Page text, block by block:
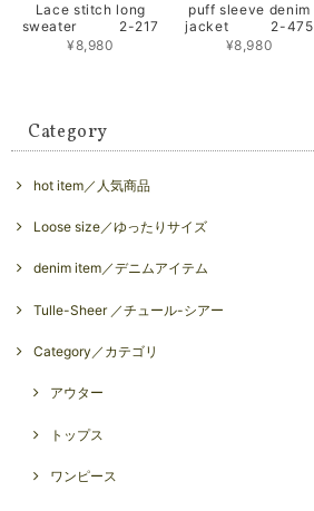
Lace stitch long
sweater 2-217
¥8,980
puff sleeve denim
jacket 2-475
¥8,980
Category
hot item／人気商品
Loose size／ゆったりサイズ
denim item／デニムアイテム
Tulle-Sheer ／チュール-シアー
Category／カテゴリ
アウター
トップス
ワンピース